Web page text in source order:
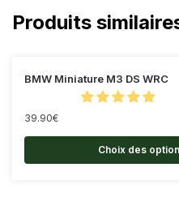
Produits
BMW Miniature M3 DS WRC
39.90€
Choix des